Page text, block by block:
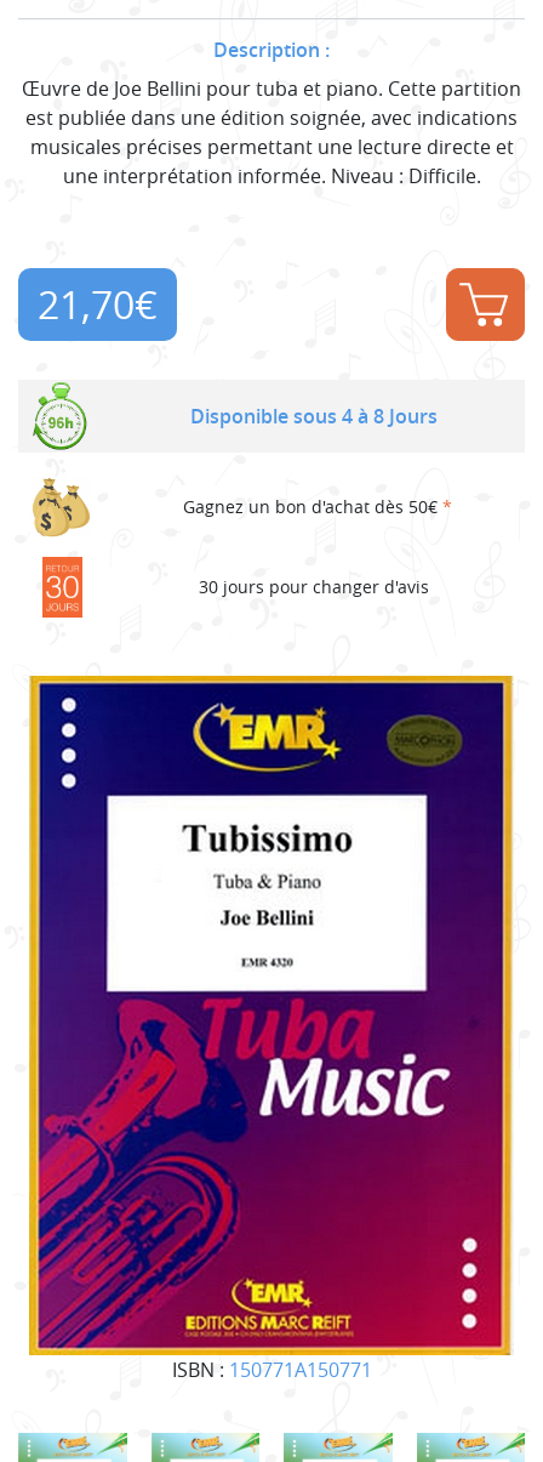
ISBN : 150771A150771
Description :
Œuvre de Joe Bellini pour tuba et piano. Cette partition
est publiée dans une édition soignée, avec indications
musicales précises permettant une lecture directe et
une interprétation informée. Niveau : Difficile.
21,70€
Disponible sous 4 à 8 Jours
Gagnez un bon d'achat dès 50€ *
30 jours pour changer d'avis